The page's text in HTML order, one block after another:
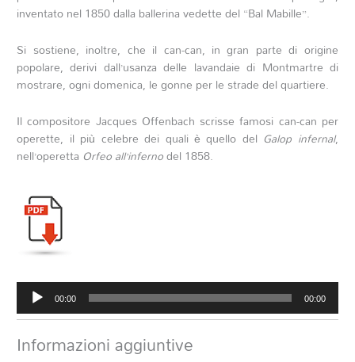
inventato nel 1850 dalla ballerina vedette del “Bal Mabille”.
Si sostiene, inoltre, che il can-can, in gran parte di origine
popolare, derivi dall’usanza delle lavandaie di Montmartre di
mostrare, ogni domenica, le gonne per le strade del quartiere.
Il compositore Jacques Offenbach scrisse famosi can-can per
operette, il più celebre dei quali è quello del Galop infernal,
nell’operetta Orfeo all’infernodel 1858.
Audio
Player
00:00 00:00
Informazioni aggiuntive